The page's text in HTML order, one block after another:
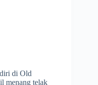
di Old
menang telak